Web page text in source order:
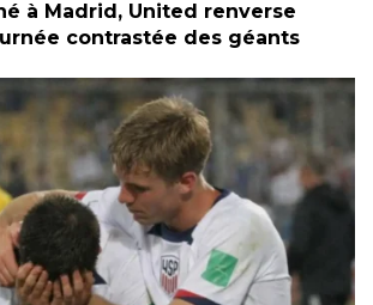
à Madrid, United renverse
contrastée des géants